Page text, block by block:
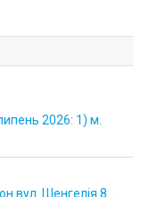
2026: 1) м.
вул. Шенгелія 8...